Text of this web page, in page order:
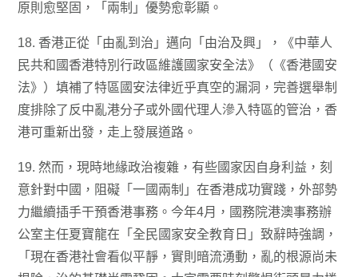
原則愈堅固，「兩制」優勢愈彰顯。
18. 香港正從「由亂到治」邁向「由治及興」，《中華人
民共和國香港特別行政區維護國家安全法》（《香港國安
法》）填補了特區國安法律近乎真空的漏洞，完善選舉制
度排除了反中亂港分子或外國代理人滲入特區的管治，香
港可重新出發，走上發展道路。
19. 然而，現時地緣政治複雜，有些國家因自身利益，刻
意針對中國，阻礙「一國兩制」在香港成功實踐，外部勢
力繼續插手干預香港事務。今年4月，國務院港澳事務辦
公室主任夏寶龍在「全民國家安全教育日」致辭時強調，
「現在香港社會看似平靜，實則暗流湧動，亂的根源尚未